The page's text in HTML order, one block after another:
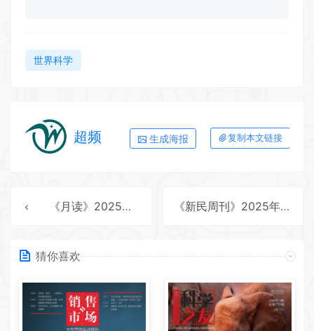
世界科学
超频 生成海报 复制本文链接
《月读》2025年第12期全彩精校PDF杂志下载 《新民周刊》2025年第44期全彩精校PDF杂志下载
猜你喜欢